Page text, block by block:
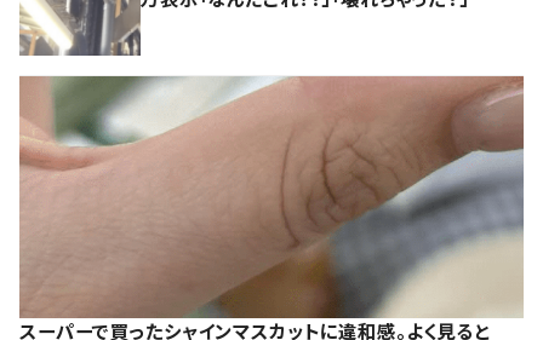
スーパーで買ったシャインマスカットに違和感。よく見ると